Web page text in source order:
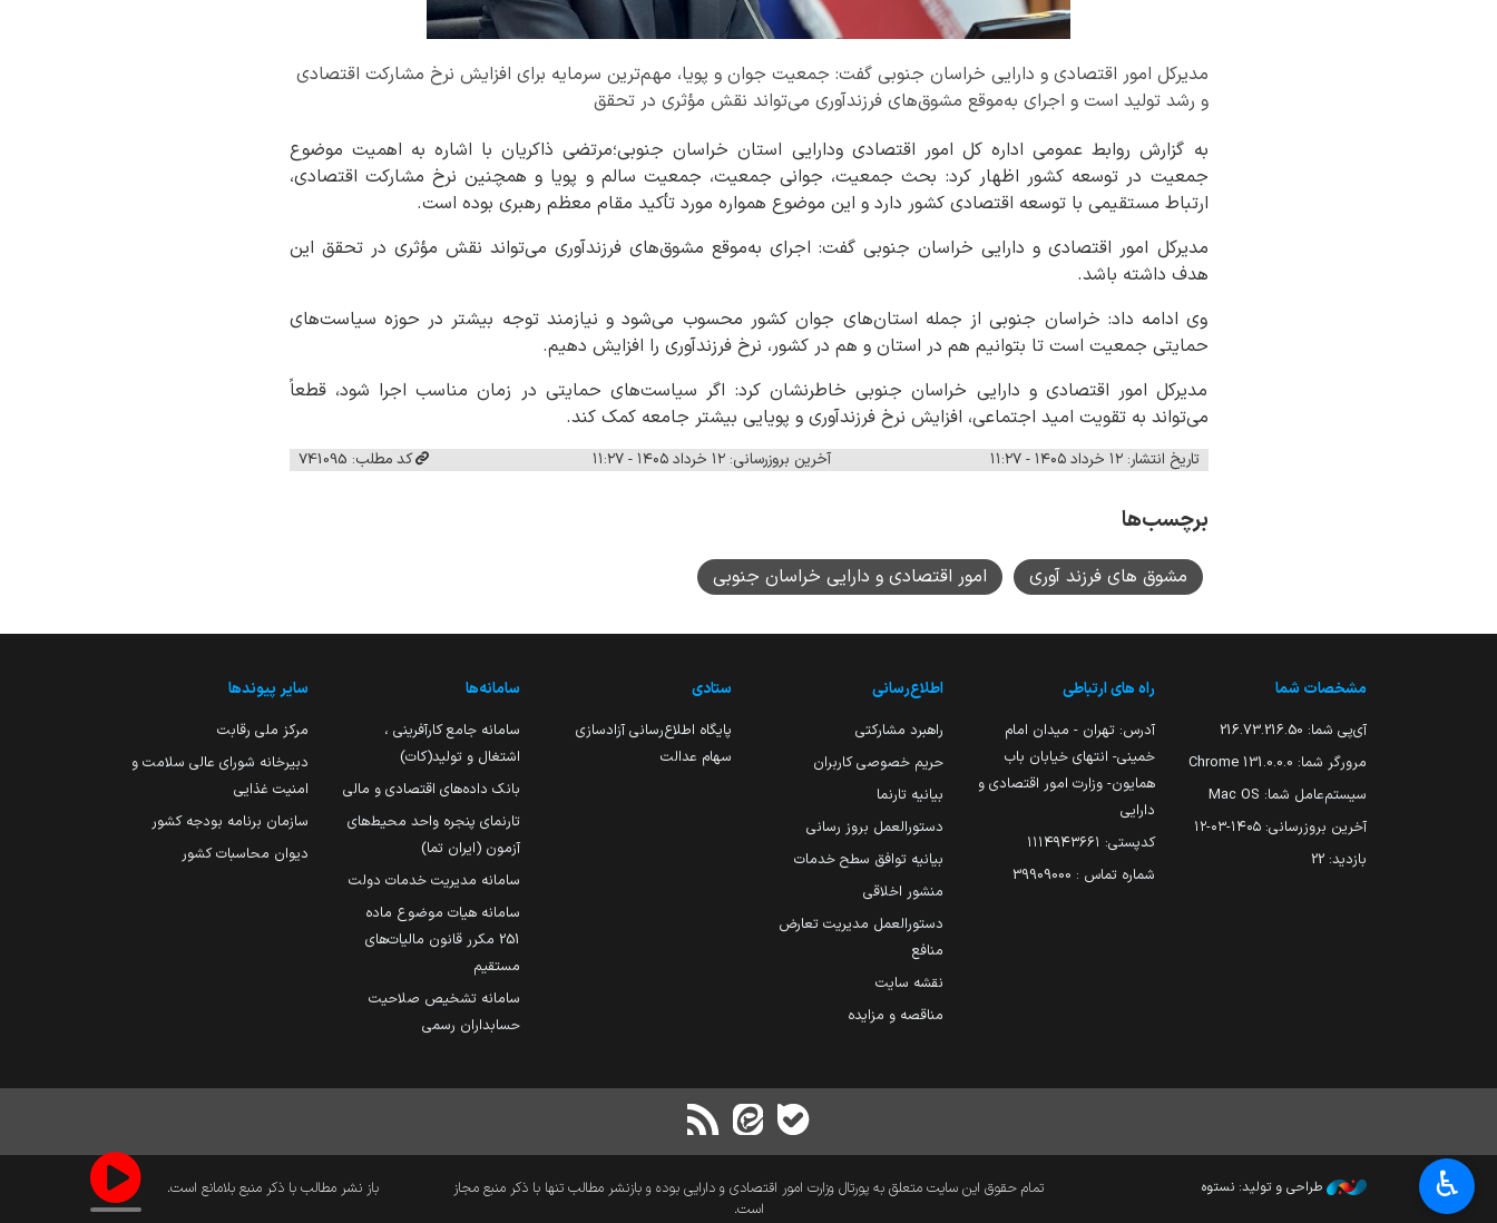
مدیرکل امور اقتصادی و دارایی خراسان جنوبی گفت: جمعیت جوان و پویا، مهم‌ترین سرمایه برای افزایش نرخ مشارکت اقتصادی
و رشد تولید است و اجرای به‌موقع مشوق‌های فرزندآوری می‌تواند نقش مؤثری در تحقق
به گزارش روابط عمومی اداره کل امور اقتصادی ودارایی استان خراسان جنوبی؛مرتضی ذاکریان با اشاره به اهمیت موضوع
جمعیت در توسعه کشور اظهار کرد: بحث جمعیت، جوانی جمعیت، جمعیت سالم و پویا و همچنین نرخ مشارکت اقتصادی،
ارتباط مستقیمی با توسعه اقتصادی کشور دارد و این موضوع همواره مورد تأکید مقام معظم رهبری بوده است.
مدیرکل امور اقتصادی و دارایی خراسان جنوبی گفت: اجرای به‌موقع مشوق‌های فرزندآوری می‌تواند نقش مؤثری در تحقق این
هدف داشته باشد.
وی ادامه داد: خراسان جنوبی از جمله استان‌های جوان کشور محسوب می‌شود و نیازمند توجه بیشتر در حوزه سیاست‌های
حمایتی جمعیت است تا بتوانیم هم در استان و هم در کشور، نرخ فرزندآوری را افزایش دهیم.
مدیرکل امور اقتصادی و دارایی خراسان جنوبی خاطرنشان کرد: اگر سیاست‌های حمایتی در زمان مناسب اجرا شود، قطعاً
می‌تواند به تقویت امید اجتماعی، افزایش نرخ فرزندآوری و پویایی بیشتر جامعه کمک کند.
تاریخ انتشار: ۱۲ خرداد ۱۴۰۵ - ۱۱:۲۷ آخرین بروزرسانی: ۱۲ خرداد ۱۴۰۵ - ۱۱:۲۷ کد مطلب: 741095
برچسب‌ها
مشوق های فرزند آوری امور اقتصادی و دارایی خراسان جنوبی
مشخصات شما
آی‌پی شما: 216.73.216.50
مرورگر شما: 131.0.0.0 Chrome
سیستم‌عامل شما: Mac OS
آخرین بروزرسانی: ۱۴۰۵-۰۳-۱۲
بازدید: 22
راه های ارتباطی
آدرس: تهران - میدان امام
خمینی- انتهای خیابان باب
همایون- وزارت امور اقتصادی و
دارایی
کدپستی: ۱۱۱۴۹۴۳۶۶۱
شماره تماس : 39909000
اطلاع‌رسانی
راهبرد مشارکتی
حریم خصوصی کاربران
بیانیه تارنما
دستورالعمل بروز رسانی
بیانیه توافق سطح خدمات
منشور اخلاقی
دستورالعمل مدیریت تعارض
منافع
نقشه سایت
مناقصه و مزایده
ستادی
پایگاه اطلاع‌رسانی آزادسازی
سهام عدالت
سامانه‌ها
سامانه جامع کارآفرینی ،
اشتغال و تولید(کات)
بانک داده‌های اقتصادی و مالی
تارنمای پنجره واحد محیط‌های
آزمون (ایران تما)
سامانه مدیریت خدمات دولت
سامانه هیات موضوع ماده
251 مکرر قانون مالیات‌های
مستقیم
سامانه تشخیص صلاحیت
حسابداران رسمی
سایر پیوندها
مرکز ملی رقابت
دبیرخانه شورای عالی سلامت و
امنیت غذایی
سازمان برنامه بودجه کشور
دیوان محاسبات کشور
طراحی و تولید: نستوه
تمام حقوق این سایت متعلق به پورتال وزارت امور اقتصادی و دارایی بوده و بازنشر مطالب تنها با ذکر منبع مجاز
است.
باز نشر مطالب با ذکر منبع بلامانع است. ♿︎